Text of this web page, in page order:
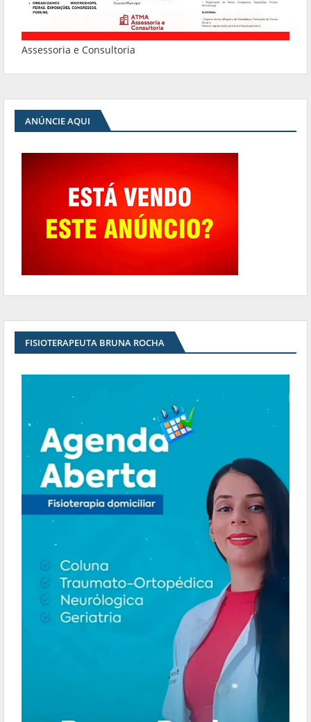
Assessoria e Consultoria
ANÚNCIE AQUI
FISIOTERAPEUTA BRUNA ROCHA